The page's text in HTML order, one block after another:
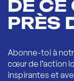
DE CE
PRÈS
Abonne-toi à
cœur de l’action
inspirantes et